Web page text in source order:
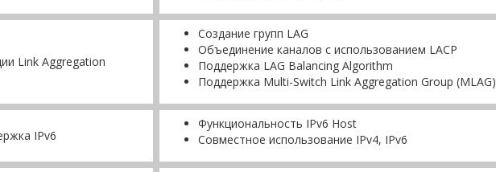
Link Aggregation
Создание групп LAG
Объединение каналов с использованием LACP
Поддержка LAG Balancing Algorithm
Поддержка Multi-Switch Link Aggregation Group (MLAG)
IPv6
Функциональность IPv6 Host
Совместное использование IPv4, IPv6